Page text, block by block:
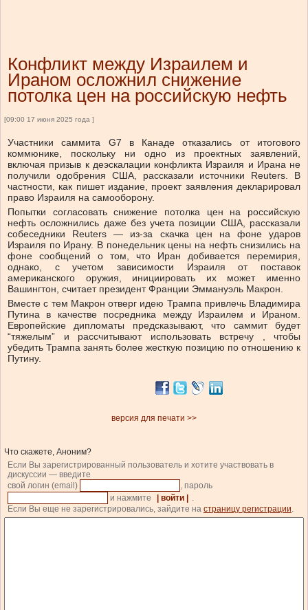
Конфликт между Израилем и
Ираном осложнил снижение
потолка цен на российскую нефть
[09:00 17 июня 2025 года ]
Участники саммита G7 в Канаде отказались от итогового
коммюнике, поскольку ни одно из проектных заявлений,
включая призыв к деэскалации конфликта Израиля и Ирана не
получили одобрения США, рассказали источники Reuters. В
частности, как пишет издание, проект заявления декларировал
право Израиля на самооборону.
Попытки согласовать снижение потолка цен на российскую
нефть осложнились даже без учета позиции США, рассказали
собеседники Reuters — из-за скачка цен на фоне ударов
Израиля по Ирану. В понедельник цены на нефть снизились на
фоне сообщений о том, что Иран добивается перемирия,
однако, с учетом зависимости Израиля от поставок
американского оружия, инициировать их может именно
Вашингтон, считает президент Франции Эммануэль Макрон.
Вместе с тем Макрон отверг идею Трампа привлечь Владимира
Путина в качестве посредника между Израилем и Ираном.
Европейские дипломаты предсказывают, что саммит будет
“тяжелым” и рассчитывают использовать встречу , чтобы
убедить Трампа занять более жесткую позицию по отношению к
Путину.
версия для печати >>
Что скажете, Аноним?
Если Вы зарегистрированный пользователь и хотите участвовать в
дискуссии — введите
свой логин (email)
, пароль
и нажмите
| войти |
.
Если Вы еще не зарегистрировались, зайдите на страницу регистрации.